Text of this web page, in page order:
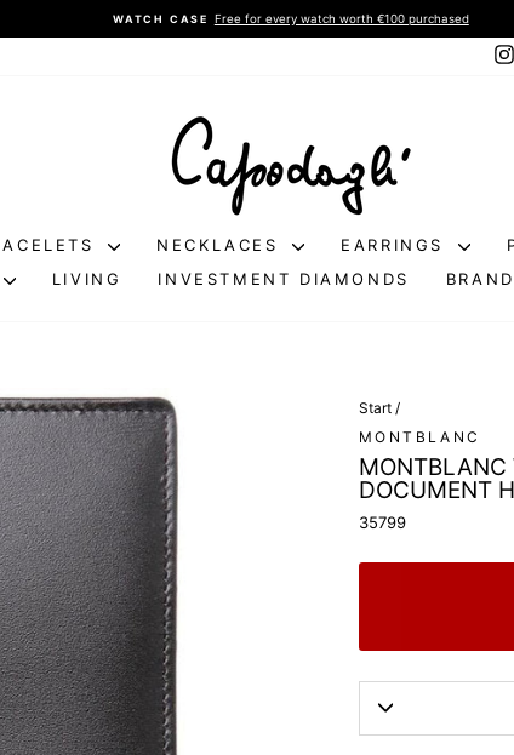
Pause
WATCH CASE Free for every watch worth €100 purchased
NECKLACES EARRINGS
LIVING INVESTMENT DIAMONDS
Start /
MONTBLANC
MONTBLANC
DOCUMENT
35799